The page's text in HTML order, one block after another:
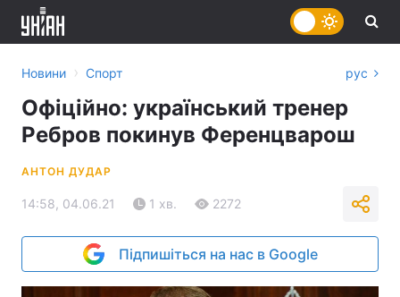
Новини › Спорт рус
Офіційно: український тренер
Ребров покинув Ференцварош
АНТОН ДУДАР
14:58, 04.06.21 1 хв. 2272
Підпишіться на нас в Google